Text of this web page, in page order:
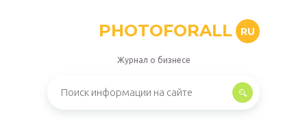
PHOTOFORALL RU
Журнал о бизнесе